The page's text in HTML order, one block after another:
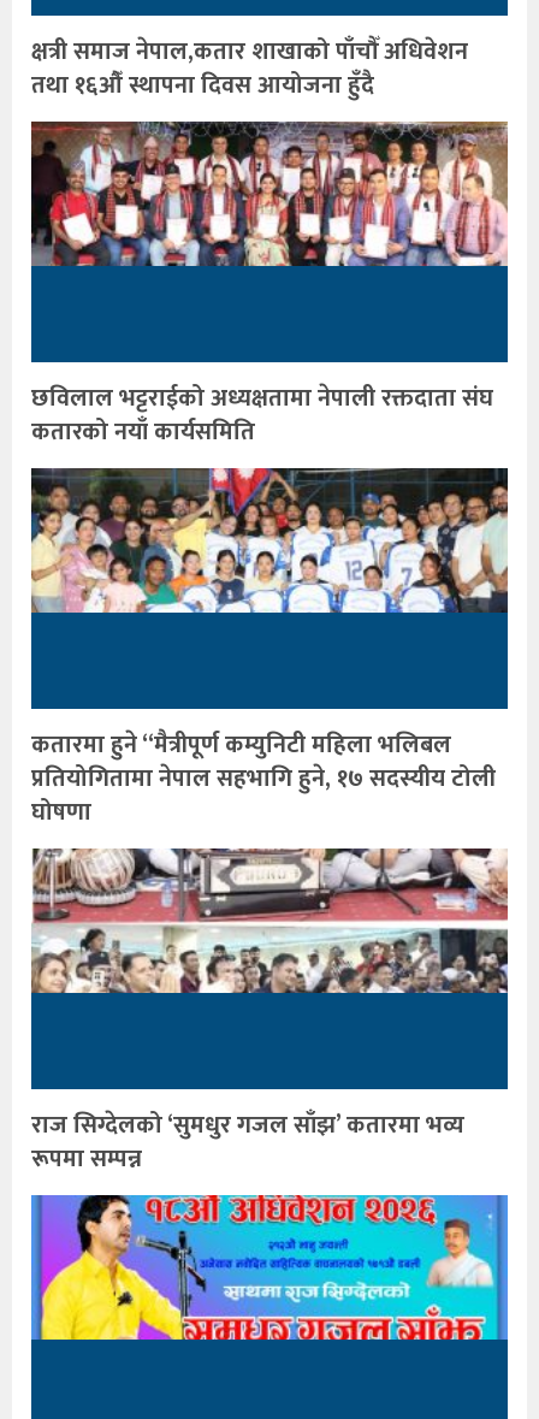
क्षत्री समाज नेपाल,कतार शाखाको पाँचौँ अधिवेशन
तथा १६औँ स्थापना दिवस आयोजना हुँदै
छविलाल भट्टराईको अध्यक्षतामा नेपाली रक्तदाता संघ
कतारको नयाँ कार्यसमिति
कतारमा हुने “मैत्रीपूर्ण कम्युनिटी महिला भलिबल
प्रतियोगितामा नेपाल सहभागि हुने, १७ सदस्यीय टोली
घोषणा
राज सिग्देलको ‘सुमधुर गजल साँझ’ कतारमा भव्य
रूपमा सम्पन्न